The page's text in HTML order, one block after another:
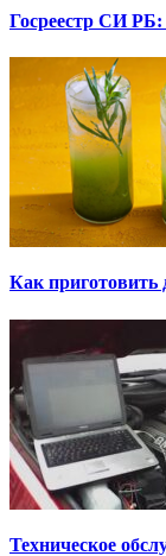
Госреестр СИ РБ:
Как приготовить
Техническое